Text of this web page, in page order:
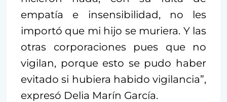
empatía e insensibilidad, no les
importó que mi hijo se muriera. Y las
otras corporaciones pues que no
vigilan, porque esto se pudo haber
evitado si hubiera habido vigilancia”,
expresó Delia Marín García.